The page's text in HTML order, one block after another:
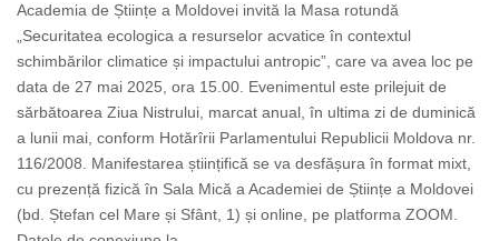
Academia de Științe a Moldovei invită la Masa rotundă
„Securitatea ecologica a resurselor acvatice în contextul
schimbărilor climatice și impactului antropic”, care va avea loc pe
data de 27 mai 2025, ora 15.00. Evenimentul este prilejuit de
sărbătoarea Ziua Nistrului, marcat anual, în ultima zi de duminică
a lunii mai, conform Hotărîrii Parlamentului Republicii Moldova nr.
116/2008. Manifestarea științifică se va desfășura în format mixt,
cu prezență fizică în Sala Mică a Academiei de Științe a Moldovei
(bd. Ștefan cel Mare și Sfânt, 1) și online, pe platforma ZOOM.